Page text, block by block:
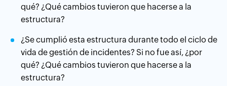
qué? ¿Qué cambios tuvieron que hacerse a la
estructura?
¿Se cumplió esta estructura durante todo el ciclo de
vida de gestión de incidentes? Si no fue así, ¿por
qué? ¿Qué cambios tuvieron que hacerse a la
estructura?